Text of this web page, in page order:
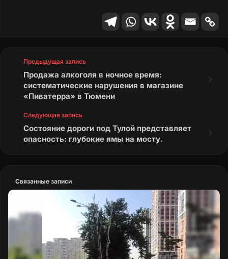
Предыдущая запись
Продажа алкоголя в ночное время:
систематические нарушения в магазине
«Пиватерра» в Тюмени
Следующая запись
Состояние дороги под Тулой представляет
опасность: глубокие ямы на мосту.
Связанные записи